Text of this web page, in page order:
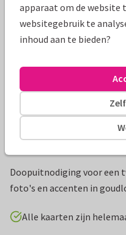
Doopuitnodiging voor een
foto's en accenten in
Alle kaarten zijn
apparaat om de website
websitegebruik te
inhoud aan te bieden?